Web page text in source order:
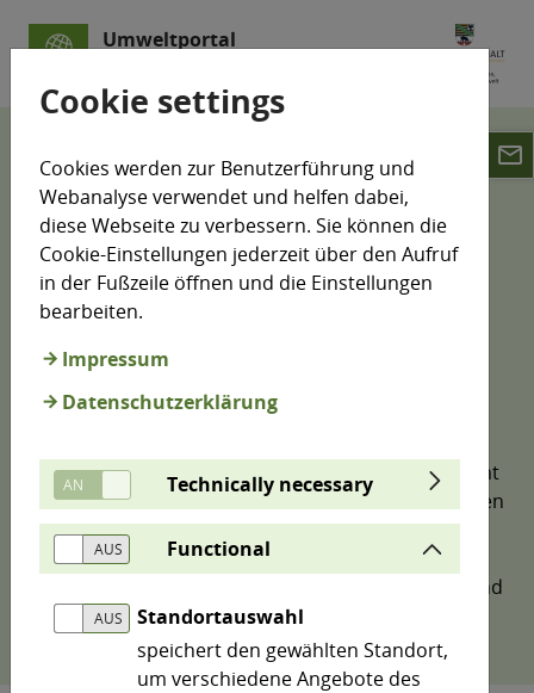
Umweltportal
LÜSA Überschreitungen in den Vorjahren
Überschreitungen in den
Vorjahren
Immissionsgrenzwerte im Sinne der 39. BImSchV
wissenschaftlicher Erkenntnisse mit dem Ziel
menschliche Gesundheit bzw. die Umwelt insgesamt
zu vermeiden oder zu verringern. Dargestellt werden
im Folgenden die Anzahl der Überschreitungen für
NO2und PM
sowie die Anzahl
der Überschreitungen verschiedener Schwellen- und
Zielwerte für Ozon.
Cookie settings
Cookies werden zur Benutzerführung und
Webanalyse verwendet und helfen dabei,
diese Webseite zu verbessern. Sie können die
Cookie-Einstellungen jederzeit über den Aufruf
in der Fußzeile öffnen und die Einstellungen
bearbeiten.
Impressum
Datenschutzerklärung
Technically necessary
Functional
Standortauswahl
speichert den gewählten Standort,
um verschiedene Angebote des
email